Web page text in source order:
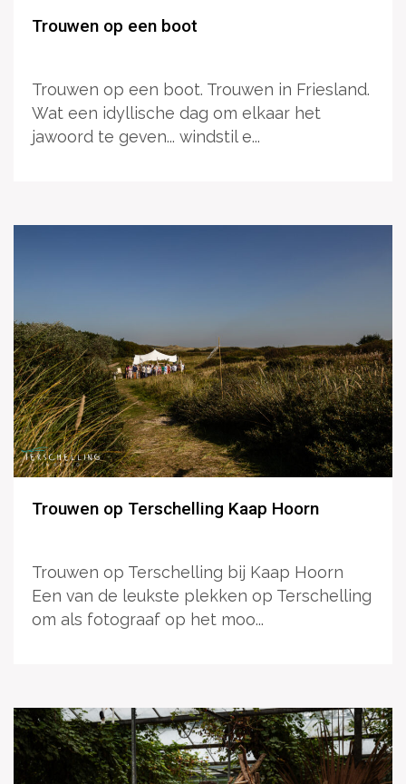
Trouwen op een boot
Trouwen op een boot. Trouwen in Friesland.
Wat een idyllische dag om elkaar het
jawoord te geven... windstil e...
Trouwen op Terschelling Kaap Hoorn
Trouwen op Terschelling bij Kaap Hoorn
Een van de leukste plekken op Terschelling
om als fotograaf op het moo...